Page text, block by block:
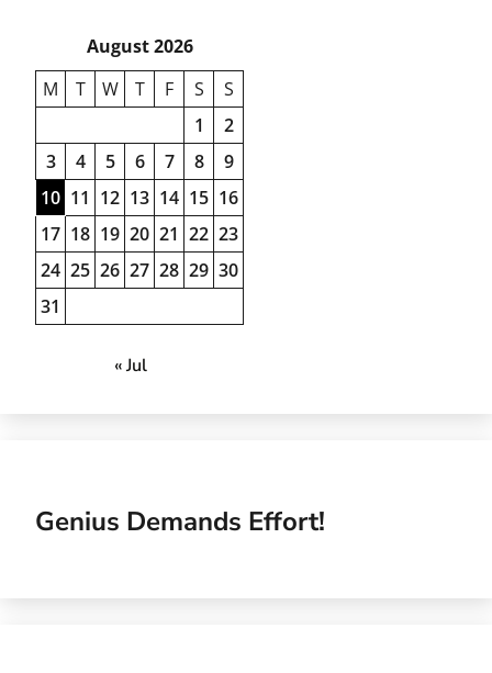
August 2026
M
T W T F S
S
1
2
3
4 5 6 7 8
9
10 11 12 13 14 15 16
17 18 19 20 21 22 23
24 25 26 27 28 29 30
31
« Jul
Genius Demands Effort!